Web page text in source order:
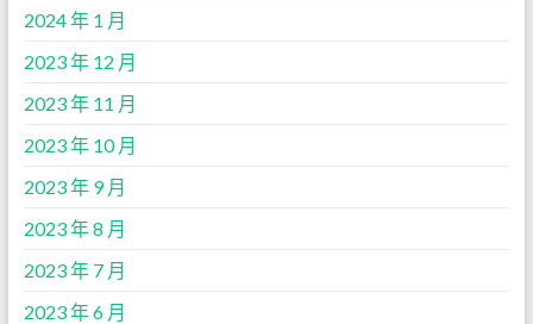
2024 年 1 月
2023 年 12 月
2023 年 11 月
2023 年 10 月
2023 年 9 月
2023 年 8 月
2023 年 7 月
2023 年 6 月